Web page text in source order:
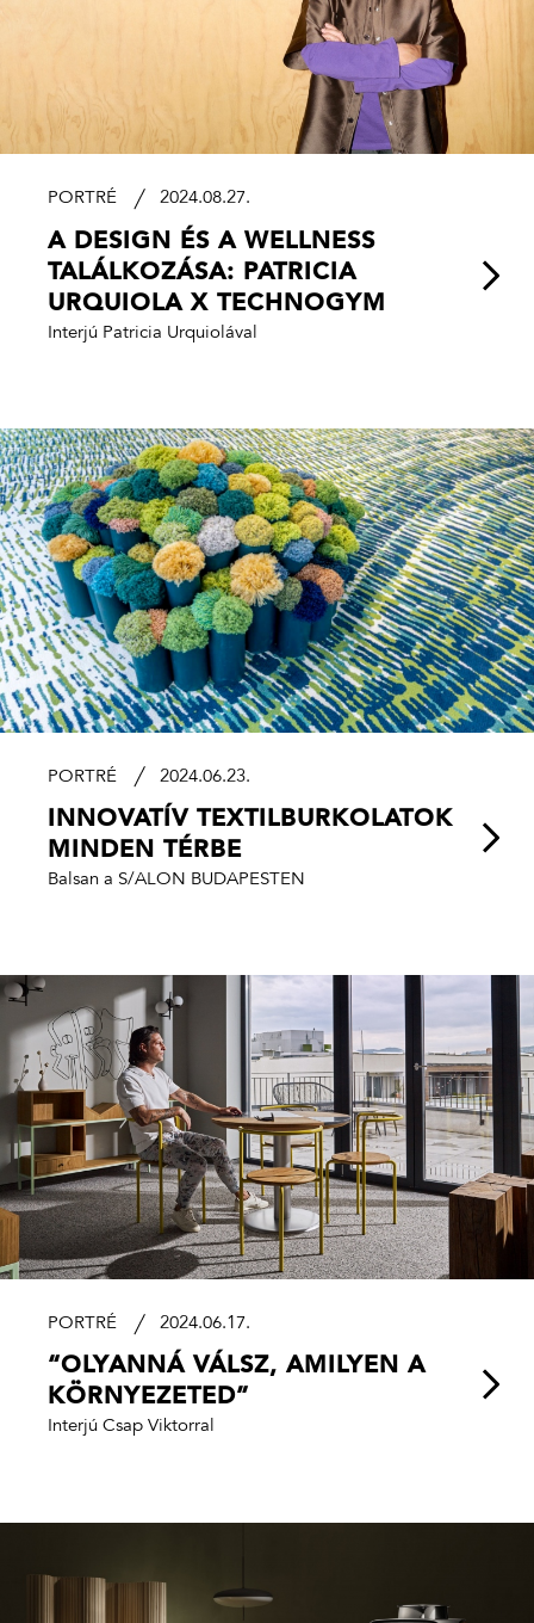
PORTRÉ 2024.08.27.
A DESIGN ÉS A WELLNESS
TALÁLKOZÁSA: PATRICIA
URQUIOLA X TECHNOGYM
Interjú Patricia Urquiolával
PORTRÉ 2024.06.23.
INNOVATÍV TEXTILBURKOLATOK
MINDEN TÉRBE
Balsan a S/ALON BUDAPESTEN
PORTRÉ 2024.06.17.
“OLYANNÁ VÁLSZ, AMILYEN A
KÖRNYEZETED”
Interjú Csap Viktorral